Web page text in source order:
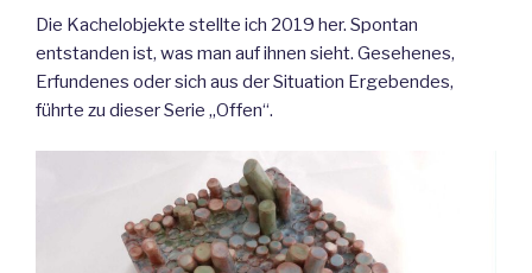
Die Kachelobjekte stellte ich 2019 her. Spontan
entstanden ist, was man auf ihnen sieht. Gesehenes,
Erfundenes oder sich aus der Situation Ergebendes,
führte zu dieser Serie „Offen“.